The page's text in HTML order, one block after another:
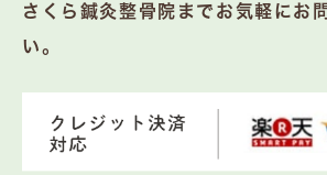
さくら鍼灸整骨院までお気軽にお
い。